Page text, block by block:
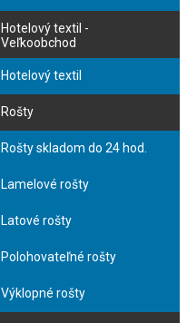
Hotelový textil -
Veľkoobchod
Hotelový textil
Rošty
Rošty skladom do 24 hod.
Lamelové rošty
Latové rošty
Polohovateľné rošty
Výklopné rošty